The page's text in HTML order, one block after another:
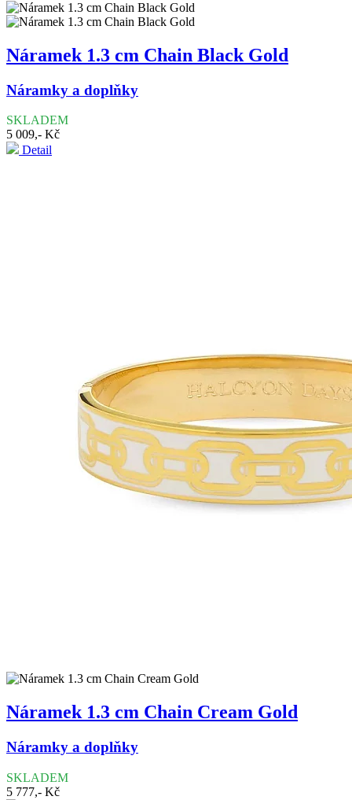
Náramek 1.3 cm Chain Black Gold
Náramky a doplňky
SKLADEM
5 009,- Kč
Detail
Náramek 1.3 cm Chain Cream Gold
Náramky a doplňky
SKLADEM
5 777,- Kč